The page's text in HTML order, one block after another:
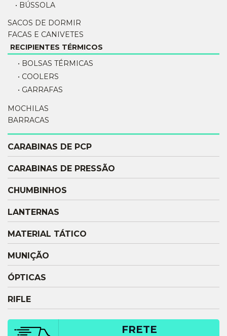
• BÚSSOLA
SACOS DE DORMIR
FACAS E CANIVETES
RECIPIENTES TÉRMICOS
• BOLSAS TÉRMICAS
• COOLERS
• GARRAFAS
MOCHILAS
BARRACAS
CARABINAS DE PCP
CARABINAS DE PRESSÃO
CHUMBINHOS
LANTERNAS
MATERIAL TÁTICO
MUNIÇÃO
ÓPTICAS
RIFLE
FRETE